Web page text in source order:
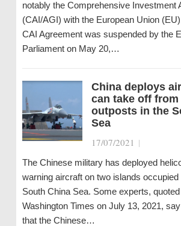
notably the Comprehensive Investment
(CAI/AGI) with the European Union
CAI Agreement was suspended by the
Parliament on May 20,…
China deploys
can take off
outposts in the
Sea
17/07/2021 |
The Chinese military has deployed
warning aircraft on two islands occupied
South China Sea. Some experts,
Washington Times on July 13, 2021,
that the Chinese…